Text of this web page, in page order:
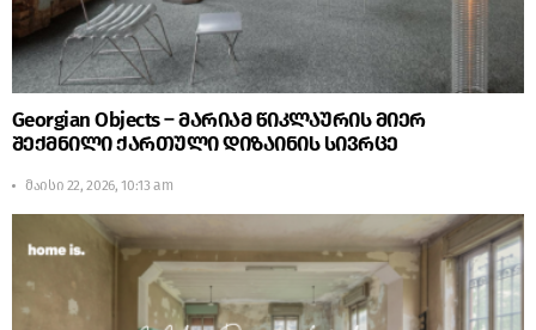
Georgian Objects – მარიამ წიკლაურის მიერ
შექმნილი ქართული დიზაინის სივრცე
მაისი 22, 2026, 10:13 am